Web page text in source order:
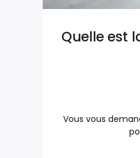
Quelle est
Vous vous